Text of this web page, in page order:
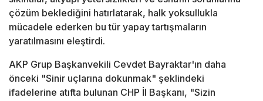
çözüm beklediğini hatırlatarak, halk yoksullukla
mücadele ederken bu tür yapay tartışmaların
yaratılmasını eleştirdi.
AKP Grup Başkanvekili Cevdet Bayraktar'ın daha
önceki "Sinir uçlarına dokunmak" şeklindeki
ifadelerine atıfta bulunan CHP İl Başkanı, "Sizin